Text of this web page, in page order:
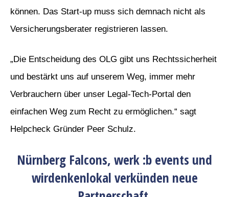
können. Das Start-up muss sich demnach nicht als
Versicherungsberater registrieren lassen.
„Die Entscheidung des OLG gibt uns Rechtssicherheit
und bestärkt uns auf unserem Weg, immer mehr
Verbrauchern über unser Legal-Tech-Portal den
einfachen Weg zum Recht zu ermöglichen.“ sagt
Helpcheck Gründer Peer Schulz.
Nürnberg Falcons, werk :b events und
wirdenkenlokal verkünden neue